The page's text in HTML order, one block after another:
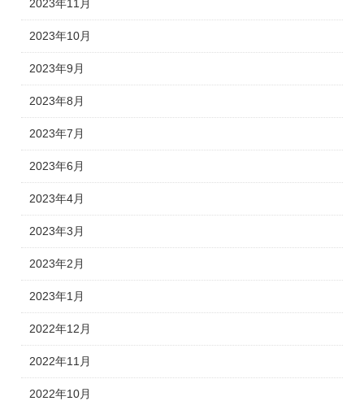
2023年11月
2023年10月
2023年9月
2023年8月
2023年7月
2023年6月
2023年4月
2023年3月
2023年2月
2023年1月
2022年12月
2022年11月
2022年10月